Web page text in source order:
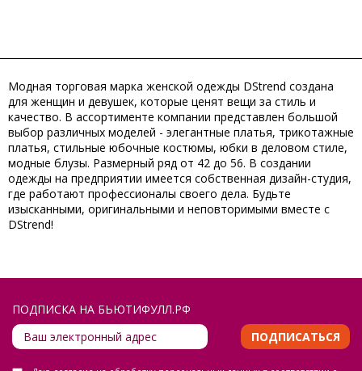
Модная торговая марка женской одежды DStrend создана
для женщин и девушек, которые ценят вещи за стиль и
качество. В ассортименте компании представлен большой
выбор различных моделей - элегантные платья, трикотажные
платья, стильные юбочные костюмы, юбки в деловом стиле,
модные блузы. Размерный ряд от 42 до 56. В создании
одежды на предприятии имеется собственная дизайн-студия,
где работают профессионалы своего дела. Будьте
изысканными, оригинальными и неповторимыми вместе с
DStrend!
ПОДПИСКА НА БЬЮТИФУЛЛ.РФ
ПОДПИСАТЬСЯ